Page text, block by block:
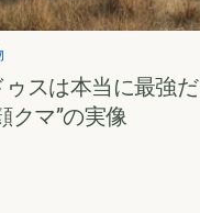
スは本当に最強だ
クマ”の実像